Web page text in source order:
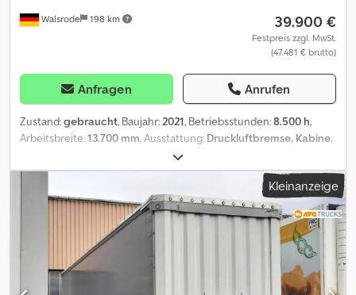
Walsrode 198 km 39.900 €
Festpreis zzgl. MwSt.
(47.481 € brutto)
Anfragen Anrufen
Zustand:gebraucht, Baujahr:2021, Betriebsstunden:8.500 h,
Arbeitsbreite:13.700 mm, Ausstattung: Druckluftbremse, Kabine,
SWADRO TC 1370 0010 Krone Schwader 0020 Arbeitsbreite:
10.800 - 13.700 mm 0030 Schwadbreite: ca. 1.400 - 2.600 mm*
0040 Transportbreite ca. 2.990 mm 0050 Transporthöhe: ca. 3990
mm 0060 (ohne klappbare Zinkenarme, hydraulisch 0070
absenkbares Fahrwerk!) 0080 Gewicht ca. 5.800 kg
(Grundmaschine) 0090 Kreiseldurchmesser: Vorne: 3.600 mm,
0100 hinten: 3.300 mm 0110 4 x 13 Zinkenarme (starr) 0120 Max.
Zapfwellendrehzahl 540 U/min 0130 Leistungsbedarf ca. 59 kW (80
PS) 0140 Zweipunkt-Anbaubock (Kat II) inkl. 0150 pendelnder
Kleinanzeige